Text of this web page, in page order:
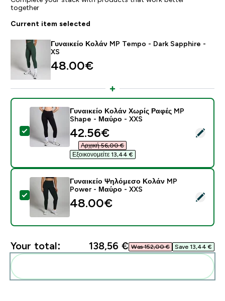
together
Current item selected
Γυναικείο Κολάν MP Tempo - Dark Sapphire -
XS
48.00€‎
Select this product - Γυναικείο Κολάν Χωρίς Ραφές
Γυναικείο Κολάν Χωρίς Ραφές MP
Shape - Μαύρο - XXS
discounted price
42.56€‎
Αρχική 56,00 €‎
Εξοικονομείτε 13,44 €‎
Select this product - Γυναικείο Ψηλόμεσο Κολάν MP
Γυναικείο Ψηλόμεσο Κολάν MP
Power - Μαύρο - XXS
48.00€‎
Your total: 138,56 €‎ Was 152,00 €‎ Save 13,44 €‎